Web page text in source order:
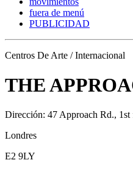
fuera de menú
PUBLICIDAD
Centros De Arte / Internacional
THE
Dirección: 47 Approach Rd., 1st
Londres
E2 9LY